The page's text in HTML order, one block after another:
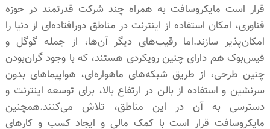
قرار است مایکروسافت به همراه چند شرکت قدرتمند در حوزه
فناوری، امکان استفاده از اینترنت در مناطق دورافتاده‌‌ای از دنیا را
امکان‌پذیر سازند.اما رقیب‌های دیگر آن‌ها، از جمله گوگل و
فیس‌بوک هم دارای چنین رویکردی هستند، که با وجود گران‌بودن
چنین طرحی، از طریق شبکه‌های ماهواره‌ای، هواپیماهای بدون
سرنشین و استفاده از بالن در ارتفاع بالا، برای توسعه اینترنت و
دسترسی به آن در این مناطق، تلاش می‌کنند.همچنین
مایکروسافت قرار است با کمک مالی و ایجاد کسب و کارهای